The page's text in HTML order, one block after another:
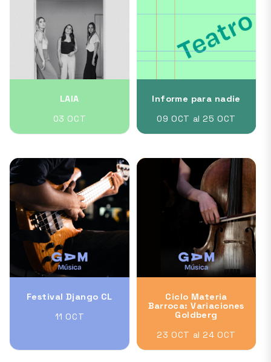
LAIA
03 OCT
Informe para nadie
09 OCT al 25 OCT
Festival Django CL
11 OCT
Ciclo Materia
Barroca: Variaciones
Goldberg
23 OCT al 24 OCT